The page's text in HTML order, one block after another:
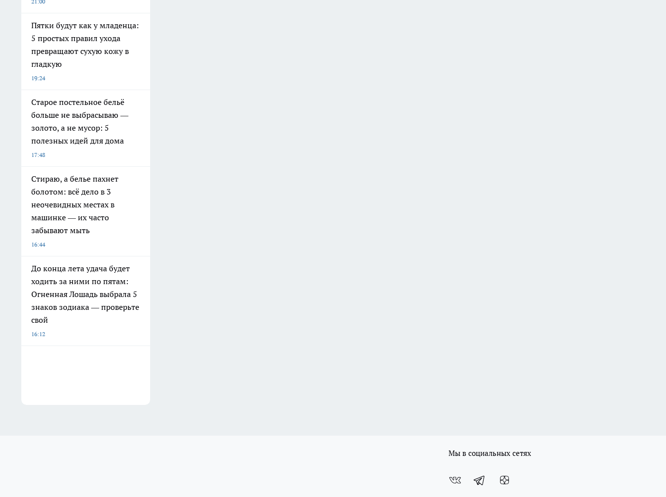
Пятки будут как у младенца:
5 простых правил ухода
превращают сухую кожу в
гладкую
19:24
Старое постельное бельё
больше не выбрасываю —
золото, а не мусор: 5
полезных идей для дома
17:48
Стираю, а белье пахнет
болотом: всё дело в 3
неочевидных местах в
машинке — их часто
забывают мыть
16:44
До конца лета удача будет
ходить за ними по пятам:
Огненная Лошадь выбрала 5
знаков зодиака — проверьте
свой
16:12
Мы в социальных сетях